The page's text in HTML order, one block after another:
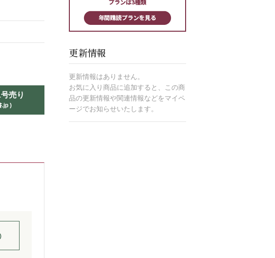
りを行う必
応援となる
売り
.jp )
更新情報
更新情報はありません。
お気に入り商品に追加すると、この商
品の更新情報や関連情報などをマイペ
ージでお知らせいたします。